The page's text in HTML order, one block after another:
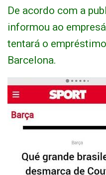
De acordo com a
informou ao
tentará o
Barcelona.